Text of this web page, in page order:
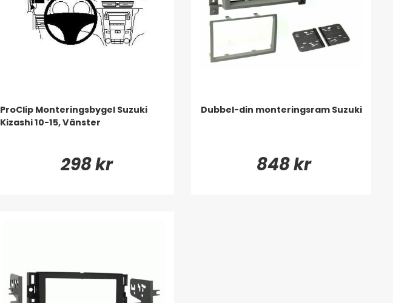
ProClip Monteringsbygel Suzuki
Kizashi 10-15, Vänster
298 kr
Dubbel-din monteringsram Suzuki
848 kr